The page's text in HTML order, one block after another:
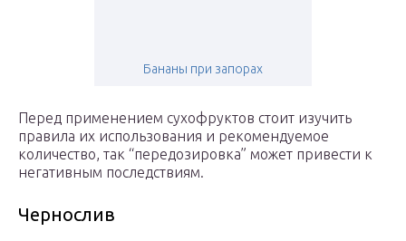
Бананы при запорах
Перед применением сухофруктов стоит изучить
правила их использования и рекомендуемое
количество, так “передозировка” может привести к
негативным последствиям.
Чернослив